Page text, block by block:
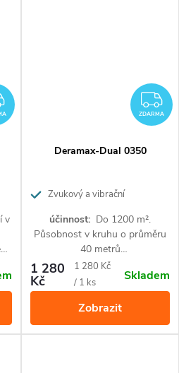
ZDARMA
v
ZDARMA
Deramax-Dual 0350
Zvukový a vibrační
účinnost: Do 1200 m².
Působnost v kruhu o průměru
40 metrů
odpuzuje
: Krtci, hryzci, hraboši,
rejsci, hadi.
napájení:na baterie
(baterie je potřeba dokoupit
zvlášť)
1 280
Kč
Měrná
cena:
1 280 Kč
/ 1 ks
Skladem
Zobrazit